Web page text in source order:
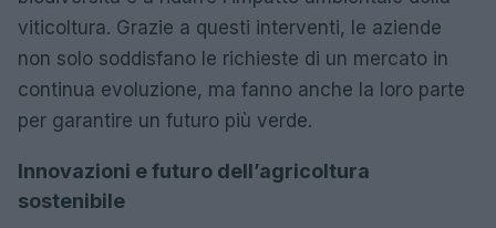
viticoltura. Grazie a questi interventi, le aziende
non solo soddisfano le richieste di un mercato in
continua evoluzione, ma fanno anche la loro parte
per garantire un futuro più verde.
Innovazioni e futuro dell’agricoltura
sostenibile